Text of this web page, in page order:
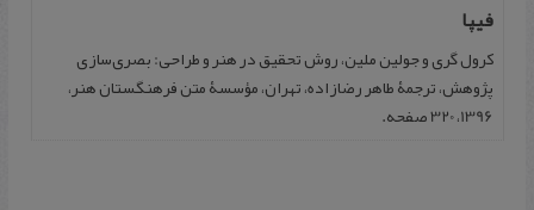
فیپا
کرول گری و جولین ملین، روش تحقیق در هنر و طراحی: بصری‌سازی
پژوهش، ترجمۀ طاهر رضازاده، تهران، مؤسسۀ متن فرهنگستان هنر،
1396، 320 صفحه.